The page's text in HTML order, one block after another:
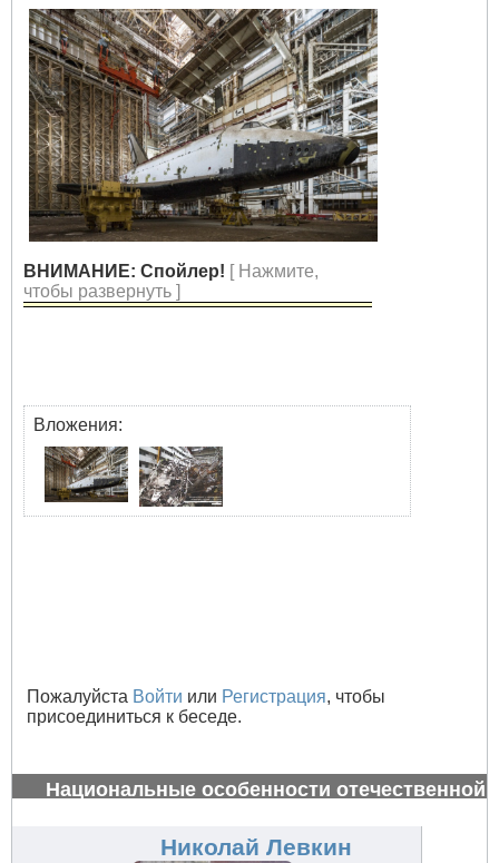
ВНИМАНИЕ: Спойлер! [ Нажмите,
чтобы развернуть ]
Вложения:
Пожалуйста Войти или Регистрация, чтобы
присоединиться к беседе.
Национальные особенности отечественной
Николай Левкин